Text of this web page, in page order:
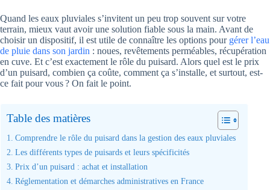
Quand les eaux pluviales s’invitent un peu trop souvent sur votre
terrain, mieux vaut avoir une solution fiable sous la main. Avant de
choisir un dispositif, il est utile de connaître les options pour gérer l’eau
de pluie dans son jardin : noues, revêtements perméables, récupération
en cuve. Et c’est exactement le rôle du puisard. Alors quel est le prix
d’un puisard, combien ça coûte, comment ça s’installe, et surtout, est-
ce fait pour vous ? On fait le point.
Table des matières
Comprendre le rôle du puisard dans la gestion des eaux pluviales
Les différents types de puisards et leurs spécificités
Prix d’un puisard : achat et installation
Réglementation et démarches administratives en France